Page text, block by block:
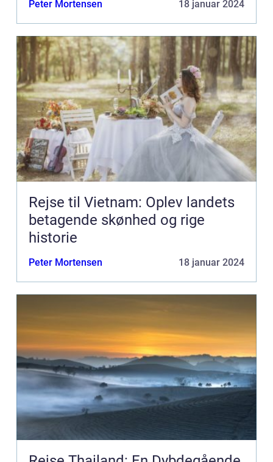
Peter Mortensen 18 januar 2024
Rejse til Vietnam: Oplev landets
betagende skønhed og rige
historie
Peter Mortensen 18 januar 2024